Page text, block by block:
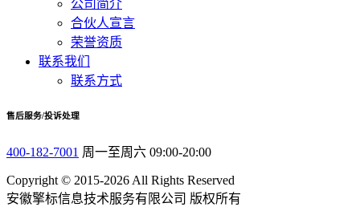
公司简介
合伙人宣言
荣誉资质
联系我们
联系方式
售后服务/投诉处理
400-182-7001 周一至周六 09:00-20:00
Copyright © 2015-2026 All Rights Reserved
安徽擎标信息技术服务有限公司 版权所有